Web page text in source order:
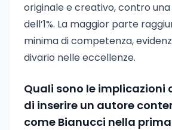
originale e creativo, contro una
dell’1%. La maggior parte
minima di competenza,
divario nelle eccellenze.
Quali sono le implicazioni
di inserire un autore
come Bianucci nella